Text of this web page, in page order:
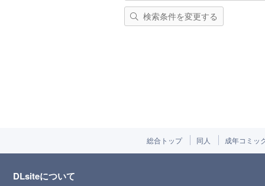
検索条件を変更する
総合トップ 同人 成年コミッ
DLsiteについて